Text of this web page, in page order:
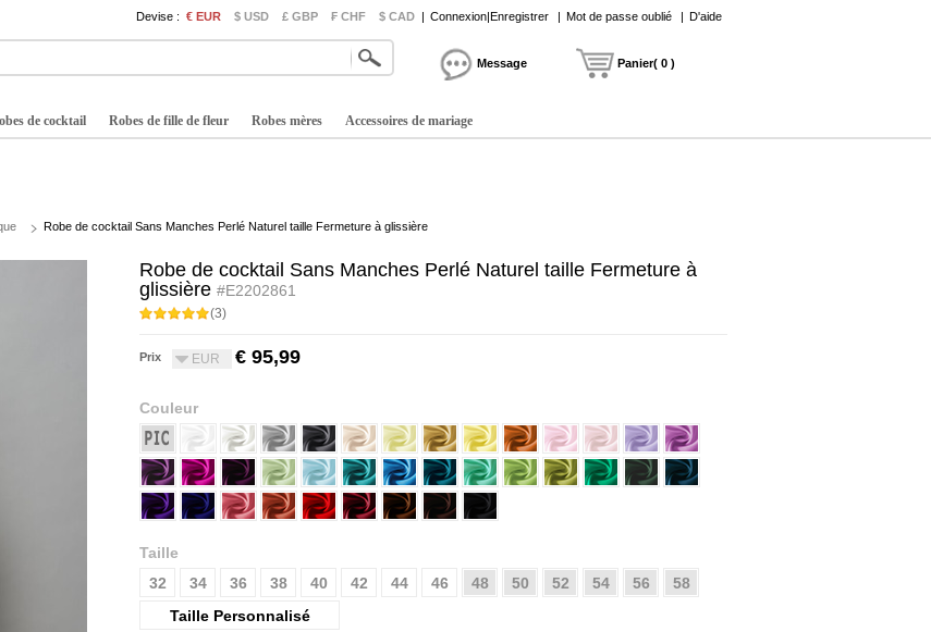
Devise : € EUR $ USD £ GBP ₣ CHF $ CAD | Connexion|Enregistrer | Mot de passe oublié | D'aide
Message Panier( 0 )
de cocktail Robes de fille de fleur Robes mères Accessoires de mariage
Robe de cocktail Sans Manches Perlé Naturel taille Fermeture à glissière
Robe de cocktail Sans Manches Perlé Naturel taille Fermeture à
glissière #E2202861
(3)
Prix EUR € 95,99
Couleur
Taille
32
34 36 38 40 42 44 46 48 50 52 54 56
58
Taille Personnalisé